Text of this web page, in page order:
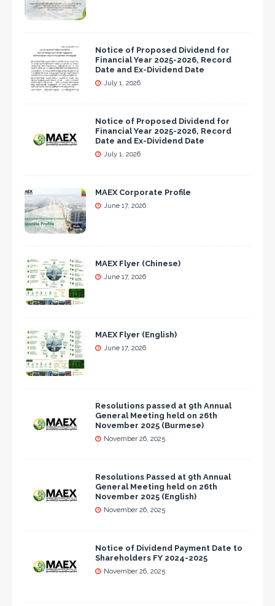
Notice of Proposed Dividend for
Financial Year 2025-2026, Record
Date and Ex-Dividend Date
July 1, 2026
Notice of Proposed Dividend for
Financial Year 2025-2026, Record
Date and Ex-Dividend Date
July 1, 2026
MAEX Corporate Profile
June 17, 2026
MAEX Flyer (Chinese)
June 17, 2026
MAEX Flyer (English)
June 17, 2026
Resolutions passed at 9th Annual
General Meeting held on 26th
November 2025 (Burmese)
November 26, 2025
Resolutions Passed at 9th Annual
General Meeting held on 26th
November 2025 (English)
November 26, 2025
Notice of Dividend Payment Date to
Shareholders FY 2024-2025
November 26, 2025